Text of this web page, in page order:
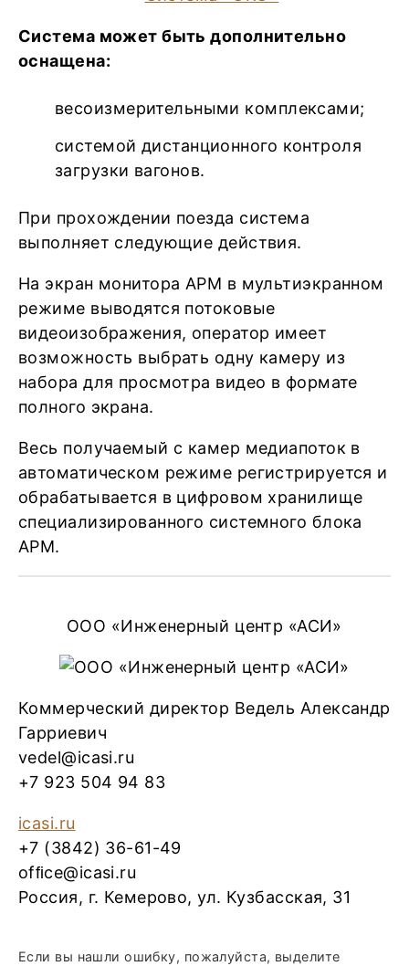
Система может быть дополнительно
оснащена:
весоизмерительными комплексами;
системой дистанционного контроля
загрузки вагонов.
При прохождении поезда система
выполняет следующие действия.
На экран монитора АРМ в мультиэкранном
режиме выводятся потоковые
видеоизображения, оператор имеет
возможность выбрать одну камеру из
набора для просмотра видео в формате
полного экрана.
Весь получаемый с камер медиапоток в
автоматическом режиме регистрируется и
обрабатывается в цифровом хранилище
специализированного системного блока
АРМ.
ООО «Инженерный центр «АСИ»
Коммерческий директор Ведель Александр
Гарриевич
vedel@icasi.ru
+7 923 504 94 83
icasi.ru
+7 (3842) 36-61-49
ofﬁce@icasi.ru
Россия, г. Кемерово, ул. Кузбасская, 31
Если вы нашли ошибку, пожалуйста, выделите